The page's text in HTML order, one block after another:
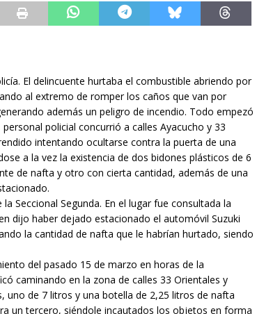
El delincuente hurtaba el combustible abriendo por
al extremo de romper los caños que van por
además un peligro de incendio. Todo empezó
policial concurrió a calles Ayacucho y 33
intentando ocultarse contra la puerta de una
a la vez la existencia de dos bidones plásticos de 6
de nafta y otro con cierta cantidad, además de una
Seccional Segunda. En el lugar fue consultada la
dijo haber dejado estacionado el automóvil Suzuki
la cantidad de nafta que le habrían hurtado, siendo
del pasado 15 de marzo en horas de la
caminando en la zona de calles 33 Orientales y
uno de 7 litros y una botella de 2,25 litros de nafta
un tercero, siéndole incautados los objetos en forma